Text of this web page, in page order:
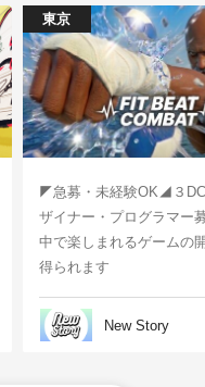
東京
◤急募・未経験OK◢３
ザイナー・プログラマー
中で楽しまれるゲームの
得られます
New Story